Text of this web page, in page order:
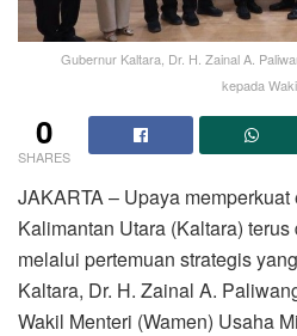
Gubernur Kaltara, Dr. H. Zainal A.
kepada
0
SHARES
JAKARTA – Upaya
Kalimantan Utara (Kaltara)
melalui pertemuan strategis
Kaltara, Dr. H. Zainal A.
Wakil Menteri (Wamen) Usaha